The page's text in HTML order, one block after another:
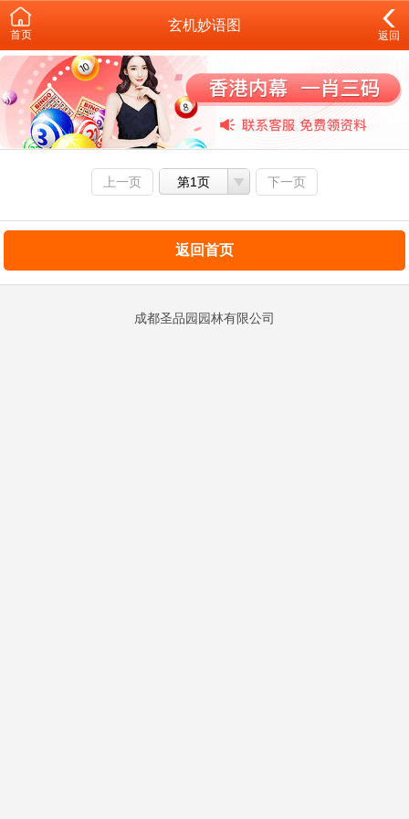
首页
玄机妙语图
返回
上一页 第1页 下一页
返回首页
成都圣品园园林有限公司